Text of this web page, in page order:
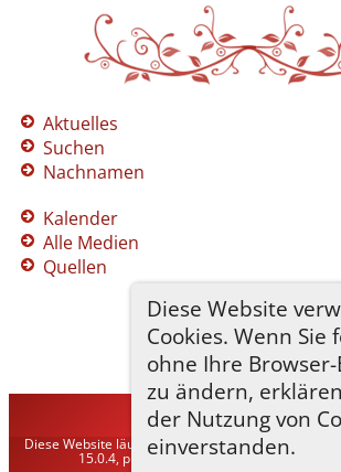
Diese Website
Cookies. Wenn Sie
ohne Ihre
zu ändern,
der Nutzung von
einverstanden.
Aktuelles
Suchen
Nachnamen
Kalender
Alle Medien
Quellen
TNG-ADLER©2026
Diese Website läuft mitThe Next Generation of
15.0.4, programmiert von Darrin Lythgoe ©